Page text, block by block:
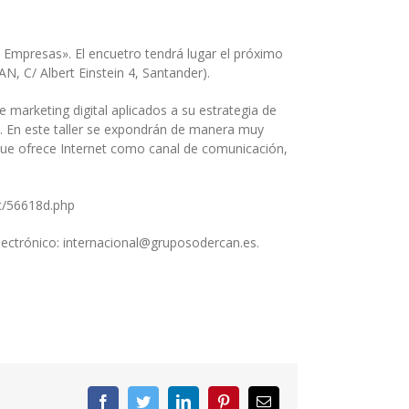
El encuetro tendrá lugar el próximo
C/ Albert Einstein 4, Santander).
marketing digital aplicados a su estrategia de
este taller se expondrán de manera muy
ofrece Internet como canal de comunicación,
internacional@gruposodercan.es.
FacebookTwitterLinkedInPinterestCorreo